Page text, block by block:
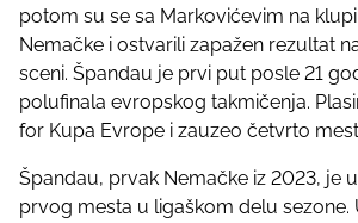
o
o
:
potom su se sa Markovićevim na
Nemačke i ostvarili zapažen rezultat
sceni. Špandau je prvi put posle 21
polufinala evropskog takmičenja.
for Kupa Evrope i zauzeo četvrto
Špandau, prvak Nemačke iz 2023, je
prvog mesta u ligaškom delu